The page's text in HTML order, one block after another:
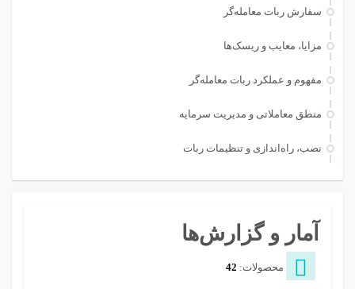
سفارش ربات معامله‌گر
مزایا، معایب و ریسک‌ها
مفهوم و عملکرد ربات معامله‌گر
منطق معاملاتی و مدیریت سرمایه
نصب، راه‌اندازی و تنظیمات ربات
آمار و گزارش‌ها
محصولات: 42